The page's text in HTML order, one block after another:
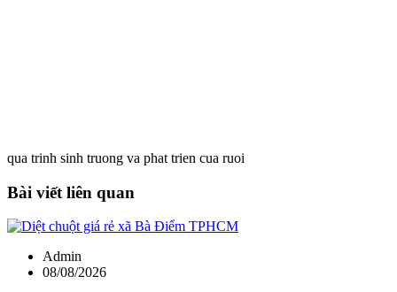
qua trinh sinh truong va phat trien cua ruoi
Bài viết liên quan
Admin
08/08/2026